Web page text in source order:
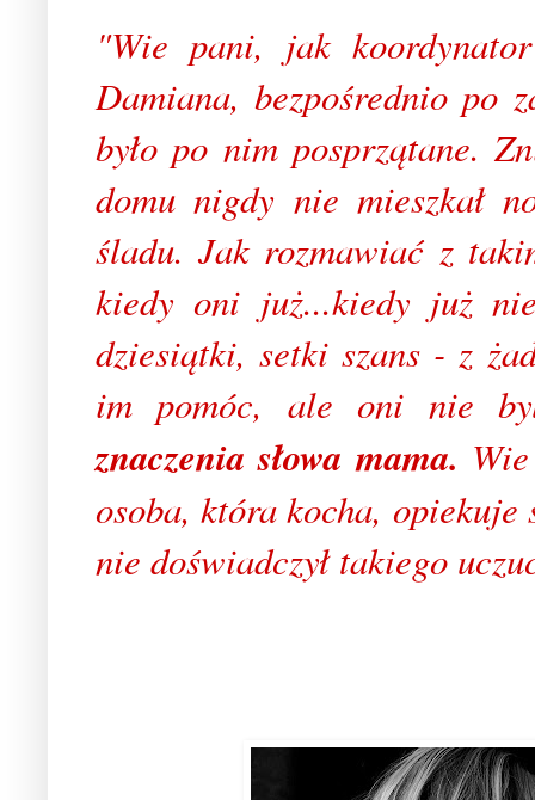
"Wie pani, jak
Damiana, bezpośrednio po
było po nim posprzątane.
domu nigdy nie mieszkał
śladu. Jak rozmawiać z
kiedy oni już...kiedy już
dziesiątki, setki szans - z
im pomóc, ale oni nie by
znaczenia słowa mama.
osoba, która kocha,
nie doświadczył takiego